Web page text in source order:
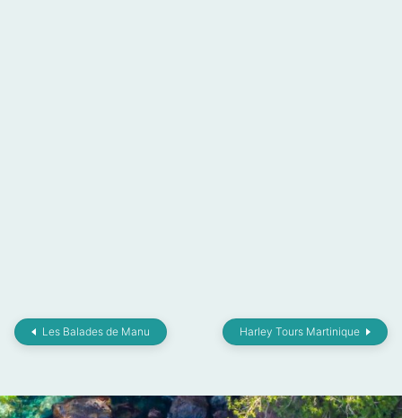
Les Balades de Manu Harley Tours Martinique